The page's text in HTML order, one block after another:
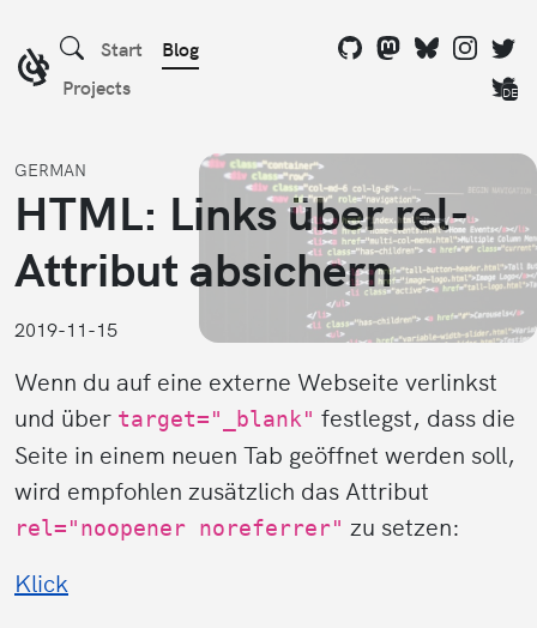
Start
Blog
Projects
DE
GERMAN
HTML: Links über rel-
Attribut absichern
2019-11-15
Wenn du auf eine externe Webseite verlinkst
und über target="_blank" festlegst, dass die
Seite in einem neuen Tab geöffnet werden soll,
wird empfohlen zusätzlich das Attribut
rel="noopener noreferrer" zu setzen:
Klick